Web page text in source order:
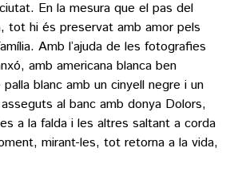
En la mesura que el pas del
tot hi és preservat amb amor pels
Amb l’ajuda de les fotografies
amb americana blanca ben
blanc amb un cinyell negre i un
al banc amb donya Dolors,
a la falda i les altres saltant a corda
mirant-les, tot retorna a la vida,